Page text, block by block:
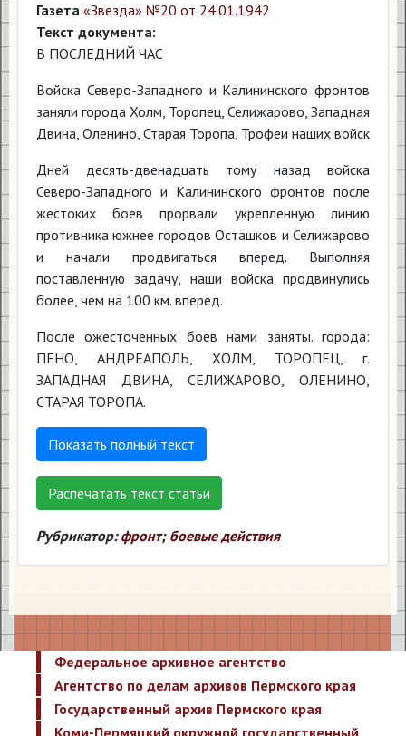
Газета «Звезда» №20 от 24.01.1942
Текст документа:
В ПОСЛЕДНИЙ ЧАС
Войска Северо-Западного и Калининского фронтов
заняли города Холм, Торопец, Селижарово, Западная
Двина, Оленино, Старая Торопа, Трофеи наших войск
Дней десять-двенадцать тому назад войска
Северо-Западного и Калининского фронтов после
жестоких боев прорвали укрепленную линию
противника южнее городов Осташков и Селижарово
и начали продвигаться вперед. Выполняя
поставленную задачу, наши войска продвинулись
более, чем на 100 км. вперед.
После ожесточенных боев нами заняты. города:
ПЕНО, АНДРЕАПОЛЬ, ХОЛМ, ТОРОПЕЦ, г.
ЗАПАДНАЯ ДВИНА, СЕЛИЖАРОВО, ОЛЕНИНО,
СТАРАЯ ТОРОПА.
Показать полный текст
Распечатать текст статьи
Рубрикатор: фронт; боевые действия
Федеральное архивное агентство
Агентство по делам архивов Пермского края
Государственный архив Пермского края
Коми-Пермяцкий окружной государственный